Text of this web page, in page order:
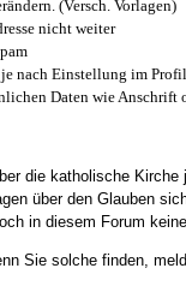
(Versch. Vorlagen)
nicht weiter
nach Einstellung im
Daten wie Anschrift
die katholische
über den Glauben
in diesem Forum
Sie solche finden,